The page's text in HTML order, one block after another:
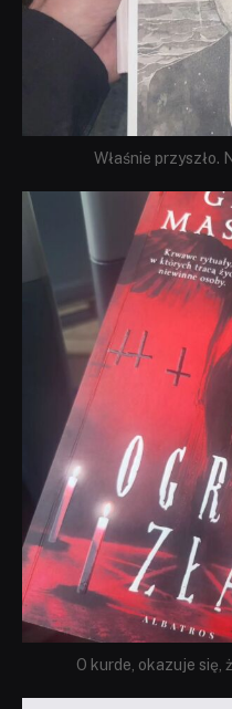
Właśnie przyszło.
O kurde, okazuje się,